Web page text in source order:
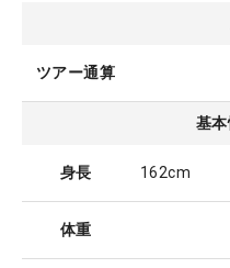
ツアー通算
基
身長 162cm
体重